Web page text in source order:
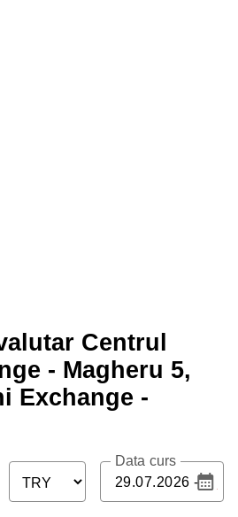
Centrul
- Magheru 5,
Exchange -
Data curs